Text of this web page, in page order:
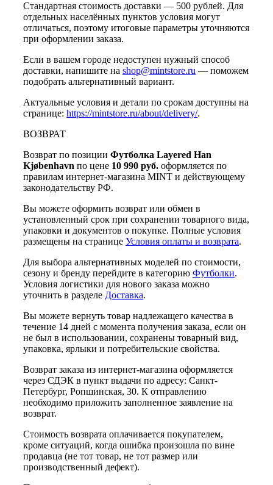
Стандартная стоимость доставки — 500 рублей. Для
отдельных населённых пунктов условия могут
отличаться, поэтому итоговые параметры уточняются
при оформлении заказа.
Если в вашем городе недоступен нужный способ
доставки, напишите на shop@mintstore.ru — поможем
подобрать альтернативный вариант.
Актуальные условия и детали по срокам доступны на
странице: https://mintstore.ru/about/delivery/.
ВОЗВРАТ
Возврат по позиции Футболка Layered Han
Kjøbenhavn по цене 10 990 руб. оформляется по
правилам интернет-магазина MINT и действующему
законодательству РФ.
Вы можете оформить возврат или обмен в
установленный срок при сохранении товарного вида,
упаковки и документов о покупке. Полные условия
размещены на странице Условия оплаты и возврата.
Для выбора альтернативных моделей по стоимости,
сезону и бренду перейдите в категорию Футболки.
Условия логистики для нового заказа можно
уточнить в разделе Доставка.
Вы можете вернуть товар надлежащего качества в
течение 14 дней с момента получения заказа, если он
не был в использовании, сохранены товарный вид,
упаковка, ярлыки и потребительские свойства.
Возврат заказа из интернет-магазина оформляется
через СДЭК в пункт выдачи по адресу: Санкт-
Петербург, Ропшинская, 30. К отправлению
необходимо приложить заполненное заявление на
возврат.
Стоимость возврата оплачивается покупателем,
кроме ситуаций, когда ошибка произошла по вине
продавца (не тот товар, не тот размер или
производственный дефект).